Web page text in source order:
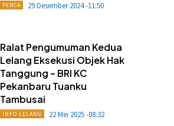
PERCA 29 Desember 2024 -11:50
Ralat Pengumuman Kedua
Lelang Eksekusi Objek Hak
Tanggung – BRI KC
Pekanbaru Tuanku
Tambusai
INFO LELANG 22 Mei 2025 -08:32